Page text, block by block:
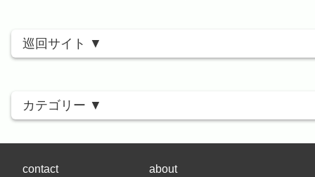
巡回サイト
カテゴリー
contact about